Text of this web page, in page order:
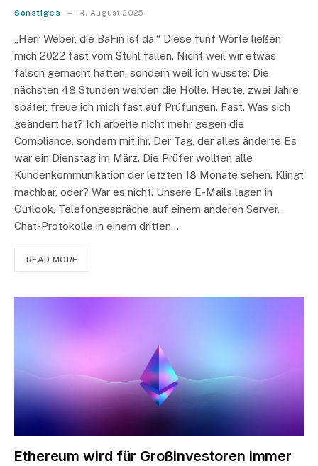
Sonstiges 14. August 2025
„Herr Weber, die BaFin ist da.“ Diese fünf Worte ließen
mich 2022 fast vom Stuhl fallen. Nicht weil wir etwas
falsch gemacht hatten, sondern weil ich wusste: Die
nächsten 48 Stunden werden die Hölle. Heute, zwei Jahre
später, freue ich mich fast auf Prüfungen. Fast. Was sich
geändert hat? Ich arbeite nicht mehr gegen die
Compliance, sondern mit ihr. Der Tag, der alles änderte Es
war ein Dienstag im März. Die Prüfer wollten alle
Kundenkommunikation der letzten 18 Monate sehen. Klingt
machbar, oder? War es nicht. Unsere E-Mails lagen in
Outlook, Telefongespräche auf einem anderen Server,
Chat-Protokolle in einem dritten…
READ MORE
Ethereum wird für Großinvestoren immer